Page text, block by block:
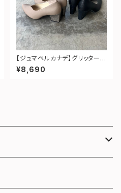
【ジュマペルカナデ】グリッターヒ
ールVカットパンプス
¥8,690